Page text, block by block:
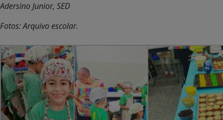
Adersino Junior, SED
Fotos: Arquivo escolar.